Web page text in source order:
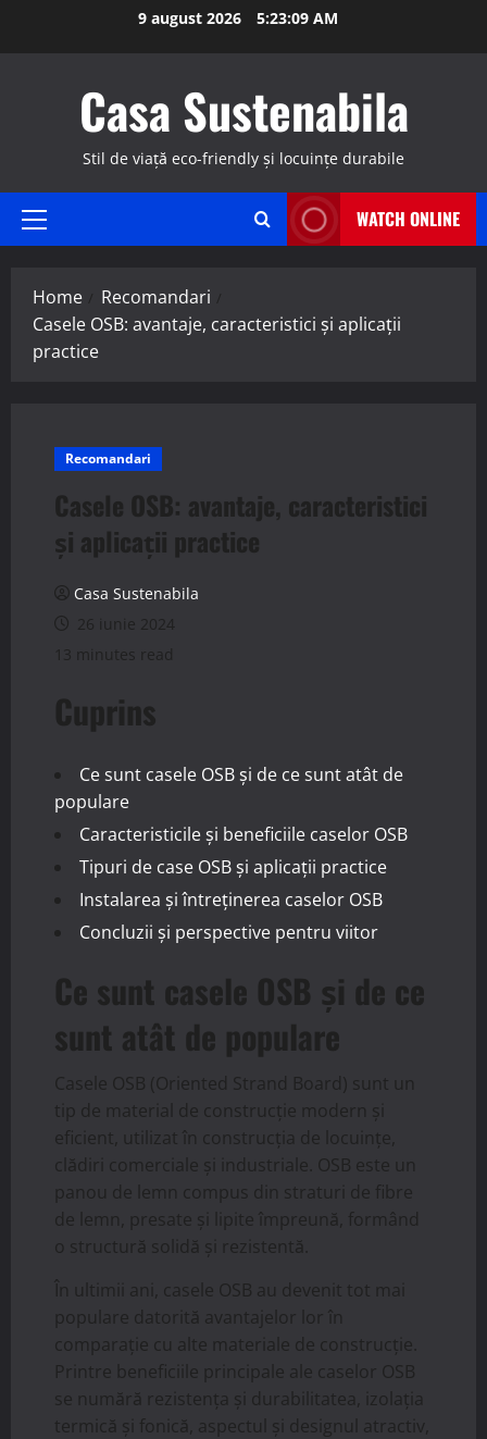
9 august 2026 5:23:10 AM
Casa Sustenabila
Stil de viață eco-friendly și locuințe durabile
Primary
WATCH ONLINE
Home
Recomandari
Casele OSB: avantaje, caracteristici și aplicații
practice
Recomandari
Casele OSB: avantaje, caracteristici
și aplicații practice
Casa Sustenabila
26 iunie 2024
13 minutes read
Cuprins
Ce sunt casele OSB și de ce sunt atât de
populare
Caracteristicile și beneficiile caselor OSB
Tipuri de case OSB și aplicații practice
Instalarea și întreținerea caselor OSB
Concluzii și perspective pentru viitor
Ce sunt casele OSB și de ce
sunt atât de populare
Casele OSB (Oriented Strand Board) sunt un
tip de material de construcție modern și
eficient, utilizat în construcția de locuințe,
clădiri comerciale și industriale. OSB este un
panou de lemn compus din straturi de fibre
de lemn, presate și lipite împreună, formând
o structură solidă și rezistentă.
În ultimii ani, casele OSB au devenit tot mai
populare datorită avantajelor lor în
comparație cu alte materiale de construcție.
Printre beneficiile principale ale caselor OSB
se numără rezistența și durabilitatea, izolația
termică și fonică, aspectul și designul atractiv,